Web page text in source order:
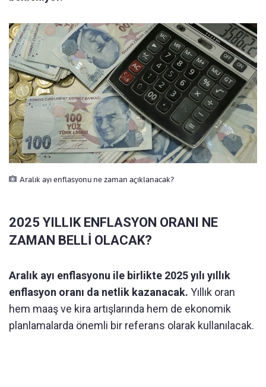
Aralık ayı enflasyonu ne zaman açıklanacak?
2025 YILLIK ENFLASYON ORANI NE
ZAMAN BELLİ OLACAK?
Aralık ayı enflasyonu ile birlikte 2025 yılı yıllık
enflasyon oranı da netlik kazanacak. Yıllık oran
hem maaş ve kira artışlarında hem de ekonomik
planlamalarda önemli bir referans olarak kullanılacak.